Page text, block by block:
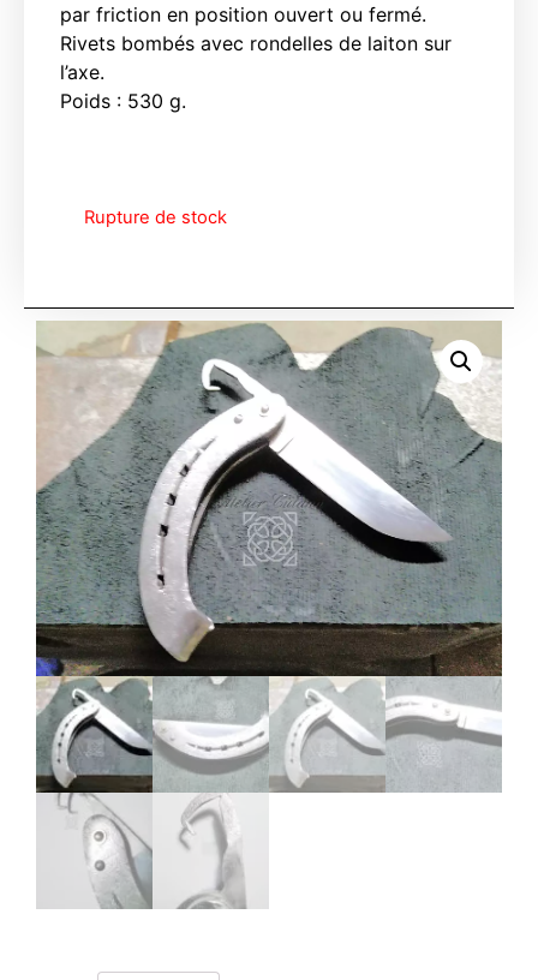
par friction en position ouvert ou fermé.
Rivets bombés avec rondelles de laiton sur
l’axe.
Poids : 530 g.
Rupture de stock